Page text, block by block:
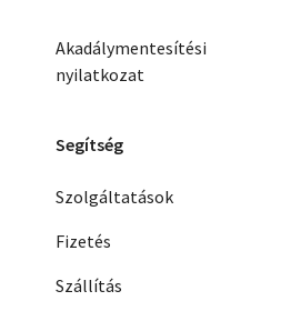
Akadálymentesítési
nyilatkozat
Segítség
Szolgáltatások
Fizetés
Szállítás